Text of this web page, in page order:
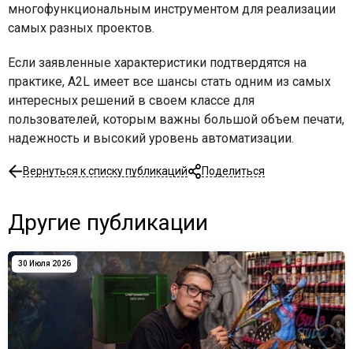
многофункциональным инструментом для реализации
самых разных проектов.
Если заявленные характеристики подтвердятся на
практике, A2L имеет все шансы стать одним из самых
интересных решений в своем классе для
пользователей, которым важны большой объем печати,
надежность и высокий уровень автоматизации.
Вернуться к списку публикаций Поделиться
Другие публикации
30 Июля 2026